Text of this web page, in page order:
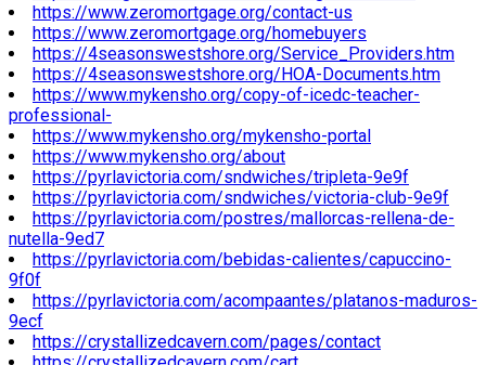
https://www.zeromortgage.org/contact-us
https://www.zeromortgage.org/homebuyers
https://4seasonswestshore.org/Service_Providers.htm
https://4seasonswestshore.org/HOA-Documents.htm
https://www.mykensho.org/copy-of-icedc-teacher-
professional-
https://www.mykensho.org/mykensho-portal
https://www.mykensho.org/about
https://pyrlavictoria.com/sndwiches/tripleta-9e9f
https://pyrlavictoria.com/sndwiches/victoria-club-9e9f
https://pyrlavictoria.com/postres/mallorcas-rellena-de-
nutella-9ed7
https://pyrlavictoria.com/bebidas-calientes/capuccino-
9f0f
https://pyrlavictoria.com/acompaantes/platanos-maduros-
9ecf
https://crystallizedcavern.com/pages/contact